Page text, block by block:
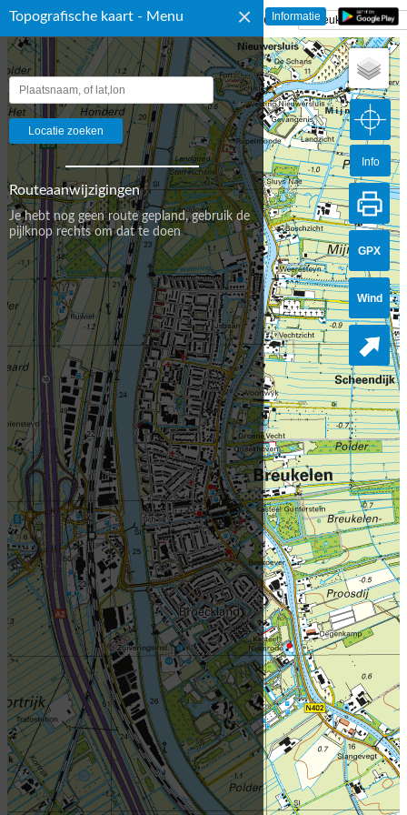
Topografische kaart - Menu ×
Routeaanwijzigingen
Je hebt nog geen route gepland, gebruik de
pijlknop rechts om dat te doen
☰ Topografische Kaart Nederland
GPX
Wind
Info